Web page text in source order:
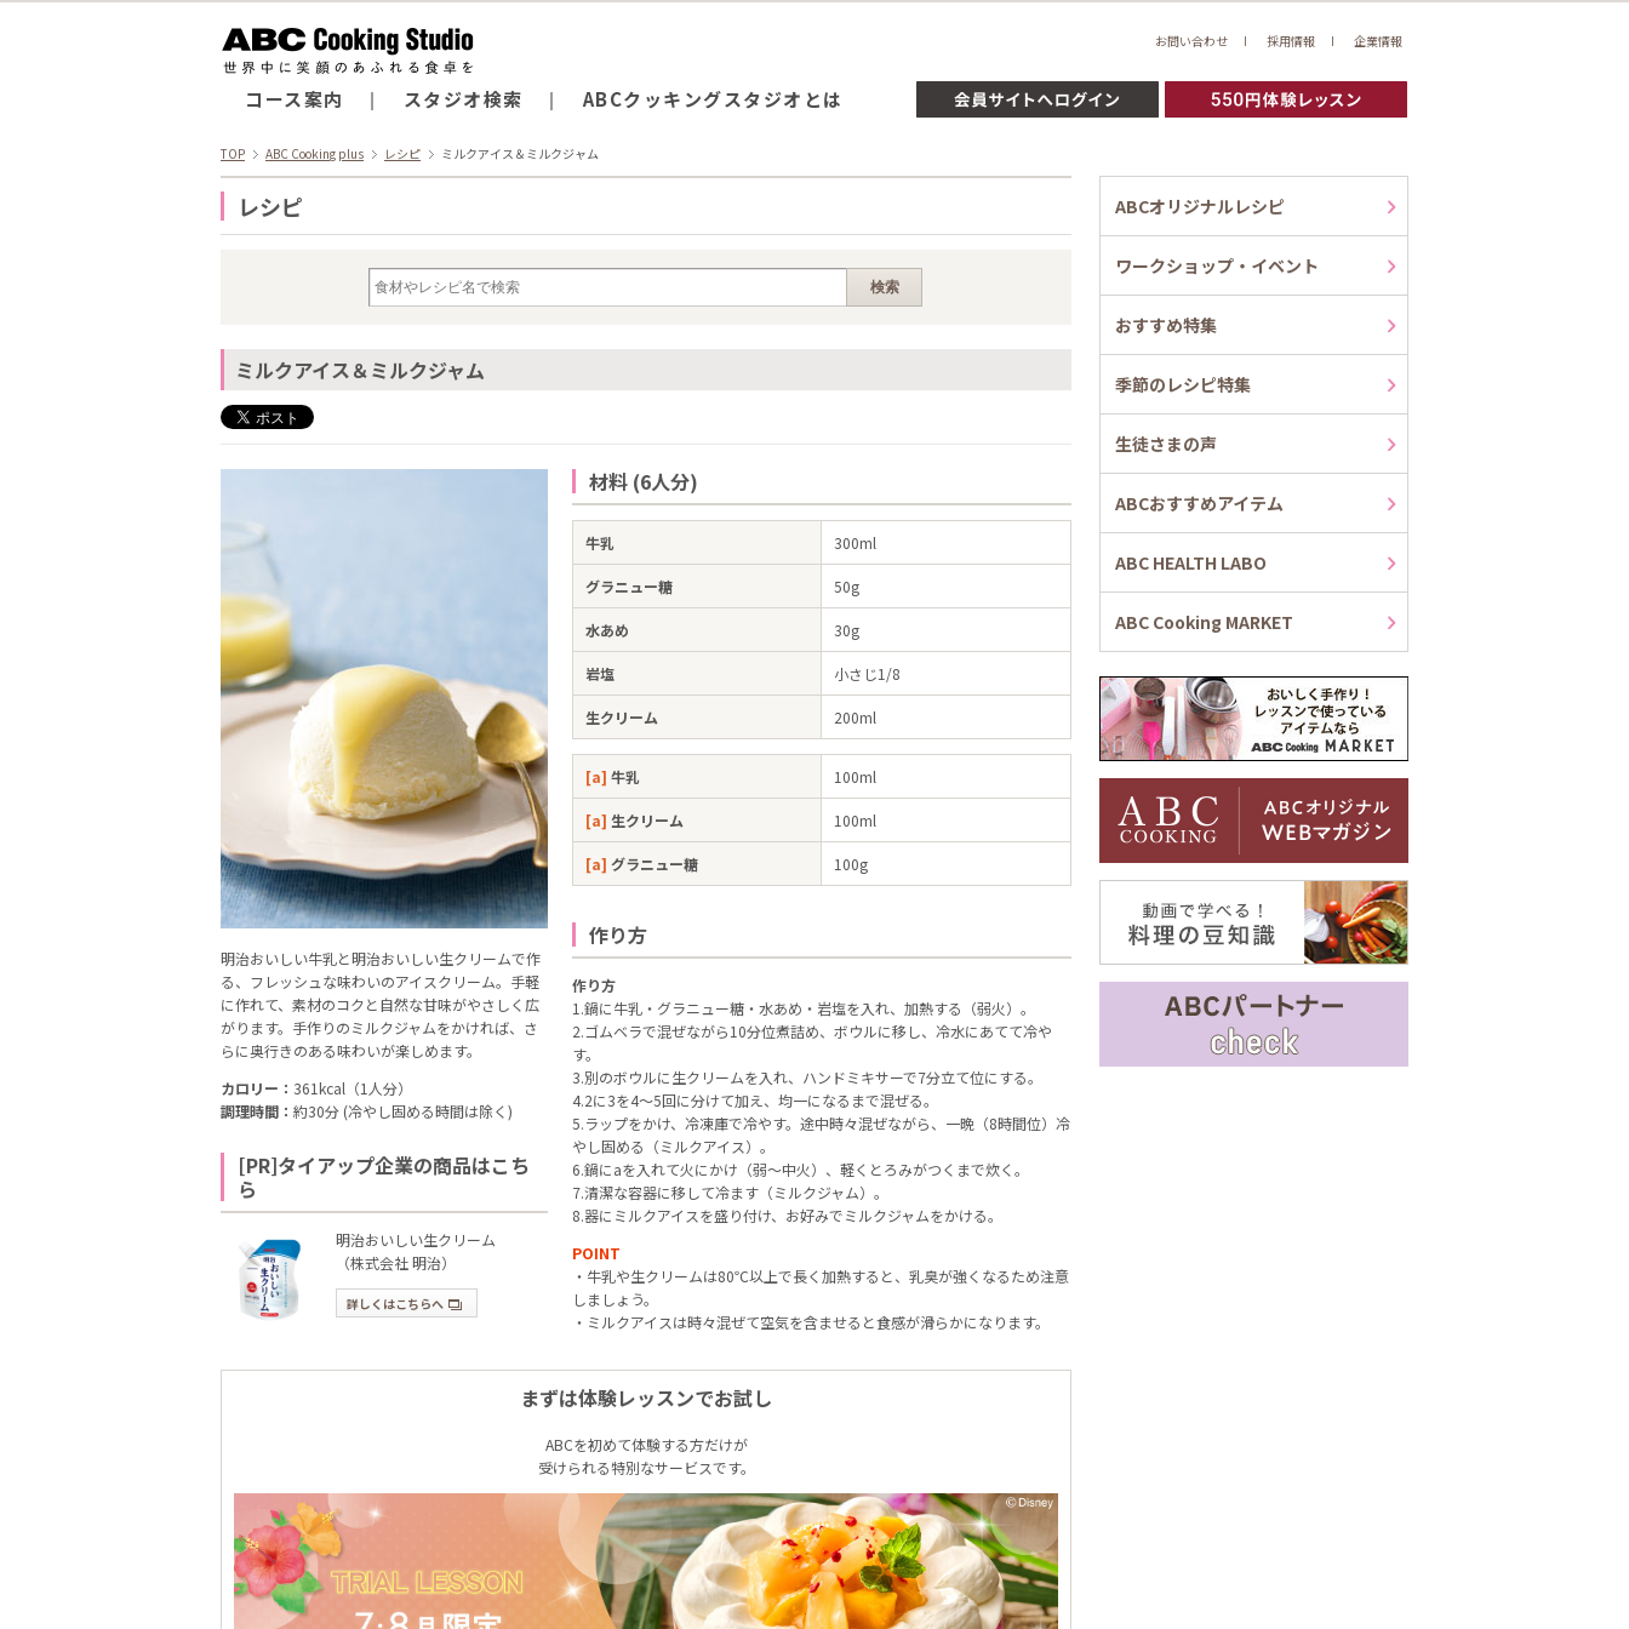
コース案内 スタジオ検索 ABCクッキングスタジオとは
お問い合わせ 採用情報 企業情報
TOP ABC Cooking plus レシピ ミルクアイス＆ミルクジャム
レシピ
ミルクアイス＆ミルクジャム
明治おいしい牛乳と明治おいしい生クリームで作
る、フレッシュな味わいのアイスクリーム。手軽
に作れて、素材のコクと自然な甘味がやさしく広
がります。手作りのミルクジャムをかければ、さ
らに奥行きのある味わいが楽しめます。
カロリー： 361kcal（1人分）
調理時間： 約30分 (冷やし固める時間は除く)
[PR]タイアップ企業の商品はこち
ら
明治おいしい生クリーム
（株式会社 明治）
詳しくはこちらへ
材料 (6人分)
牛乳 300ml
グラニュー糖 50g
水あめ 30g
岩塩 小さじ1/8
生クリーム 200ml
[a] 牛乳 100ml
[a] 生クリーム 100ml
[a] グラニュー糖 100g
作り方
作り方
1.鍋に牛乳・グラニュー糖・水あめ・岩塩を入れ、加熱する（弱火）。
2.ゴムベラで混ぜながら10分位煮詰め、ボウルに移し、冷水にあてて冷や
す。
3.別のボウルに生クリームを入れ、ハンドミキサーで7分立て位にする。
4.2に3を4～5回に分けて加え、均一になるまで混ぜる。
5.ラップをかけ、冷凍庫で冷やす。途中時々混ぜながら、一晩（8時間位）冷
やし固める（ミルクアイス）。
6.鍋にaを入れて火にかけ（弱～中火）、軽くとろみがつくまで炊く。
7.清潔な容器に移して冷ます（ミルクジャム）。
8.器にミルクアイスを盛り付け、お好みでミルクジャムをかける。
POINT
・牛乳や生クリームは80℃以上で長く加熱すると、乳臭が強くなるため注意
しましょう。
・ミルクアイスは時々混ぜて空気を含ませると食感が滑らかになります。
まずは体験レッスンでお試し
ABCを初めて体験する方だけが
受けられる特別なサービスです。
ABCオリジナルレシピ
ワークショップ・イベント
おすすめ特集
季節のレシピ特集
生徒さまの声
ABCおすすめアイテム
ABC HEALTH LABO
ABC Cooking MARKET